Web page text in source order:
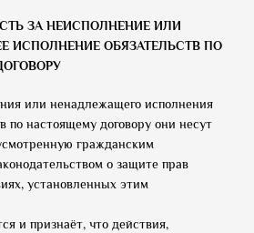
ЗА НЕИСПОЛНЕНИЕ ИЛИ
ИСПОЛНЕНИЕ ОБЯЗАТЕЛЬСТВ ПО
или ненадлежащего исполнения
по настоящему договору они несут
гражданским
о защите прав
установленных этим
и признаёт, что действия,